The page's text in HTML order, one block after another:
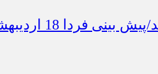
18 اردیبهشت